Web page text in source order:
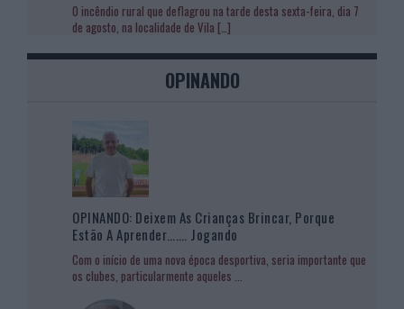
O incêndio rural que deflagrou na tarde desta sexta-feira, dia 7
de agosto, na localidade de Vila […]
OPINANDO
OPINANDO: Deixem As Crianças Brincar, Porque
Estão A Aprender……. Jogando
Com o início de uma nova época desportiva, seria importante que
os clubes, particularmente aqueles ...